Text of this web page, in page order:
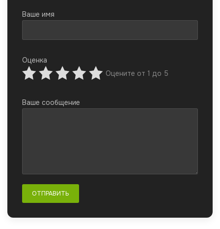
Ваше имя
Оценка
Оцените от 1 до 5
Ваше сообщение